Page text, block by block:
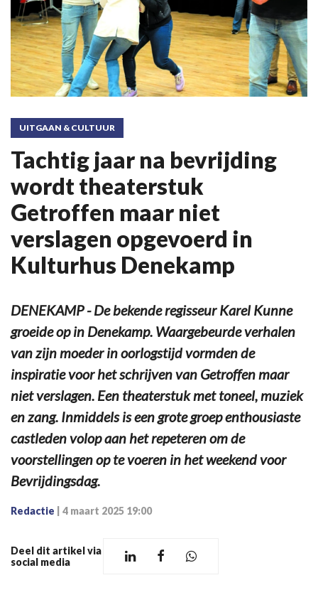
UITGAAN & CULTUUR
Tachtig jaar na bevrijding
wordt theaterstuk
Getroffen maar niet
verslagen opgevoerd in
Kulturhus Denekamp
DENEKAMP - De bekende regisseur Karel Kunne
groeide op in Denekamp. Waargebeurde verhalen
van zijn moeder in oorlogstijd vormden de
inspiratie voor het schrijven van Getroffen maar
niet verslagen. Een theaterstuk met toneel, muziek
en zang. Inmiddels is een grote groep enthousiaste
castleden volop aan het repeteren om de
voorstellingen op te voeren in het weekend voor
Bevrijdingsdag.
Redactie 4 maart 2025 19:00
Deel dit artikel via
social media